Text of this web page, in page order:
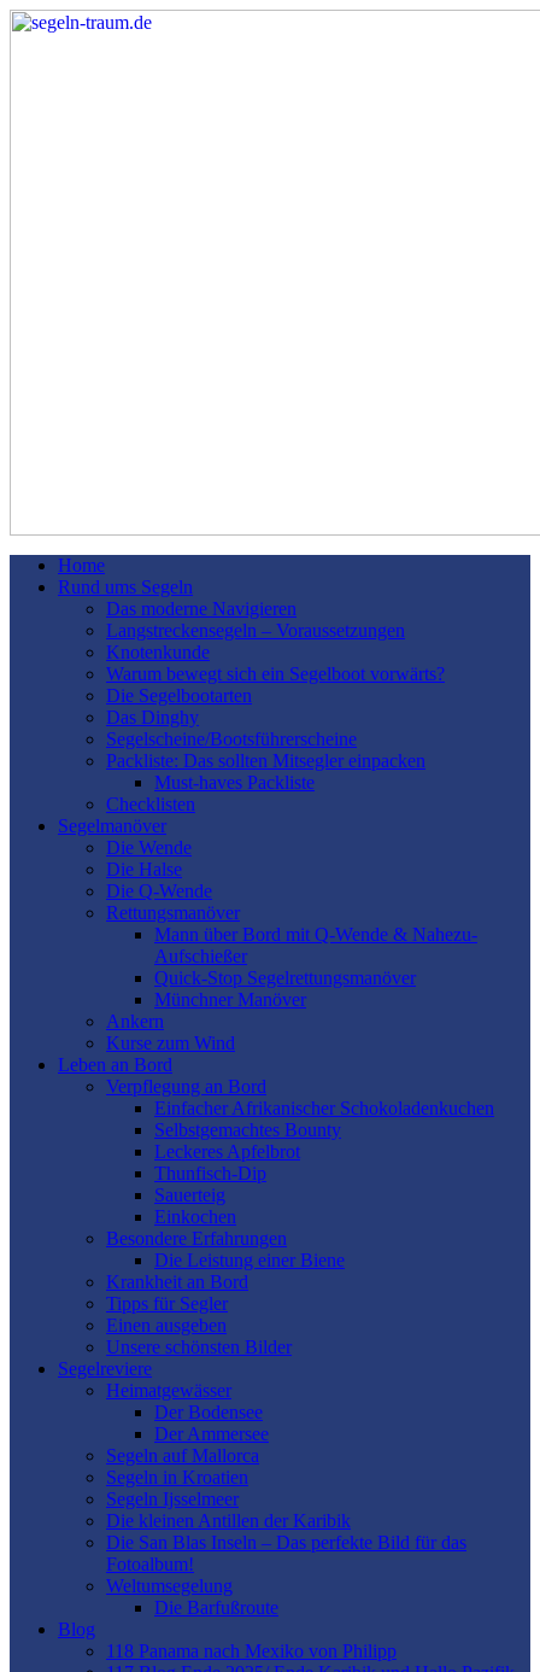
Home
Rund ums Segeln
Das moderne Navigieren
Langstreckensegeln – Voraussetzungen
Knotenkunde
Warum bewegt sich ein Segelboot vorwärts?
Die Segelbootarten
Das Dinghy
Segelscheine/Bootsführerscheine
Packliste: Das sollten Mitsegler einpacken
Must-haves Packliste
Checklisten
Segelmanöver
Die Wende
Die Halse
Die Q-Wende
Rettungsmanöver
Mann über Bord mit Q-Wende & Nahezu-
Aufschießer
Quick-Stop Segelrettungsmanöver
Münchner Manöver
Ankern
Kurse zum Wind
Leben an Bord
Verpflegung an Bord
Einfacher Afrikanischer Schokoladenkuchen
Selbstgemachtes Bounty
Leckeres Apfelbrot
Thunfisch-Dip
Sauerteig
Einkochen
Besondere Erfahrungen
Die Leistung einer Biene
Krankheit an Bord
Tipps für Segler
Einen ausgeben
Unsere schönsten Bilder
Segelreviere
Heimatgewässer
Der Bodensee
Der Ammersee
Segeln auf Mallorca
Segeln in Kroatien
Segeln Ijsselmeer
Die kleinen Antillen der Karibik
Die San Blas Inseln – Das perfekte Bild für das
Fotoalbum!
Weltumsegelung
Die Barfußroute
Blog
118 Panama nach Mexiko von Philipp